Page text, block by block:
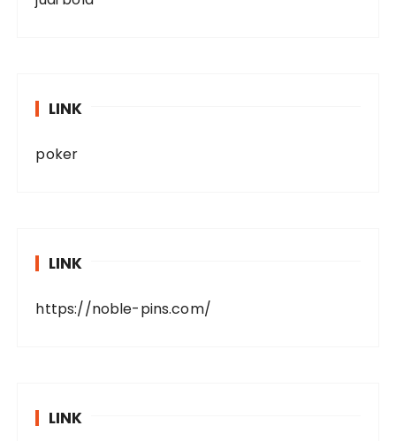
LINK
poker
LINK
https://noble-pins.com/
LINK